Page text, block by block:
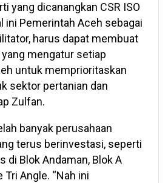
yang dicanangkan CSR ISO
ini Pemerintah Aceh sebagai
harus dapat membuat
mengatur setiap
untuk memprioritaskan
sektor pertanian dan
Zulfan.
banyak perusahaan
terus berinvestasi, seperti
di Blok Andaman, Blok A
Tri Angle. “Nah ini